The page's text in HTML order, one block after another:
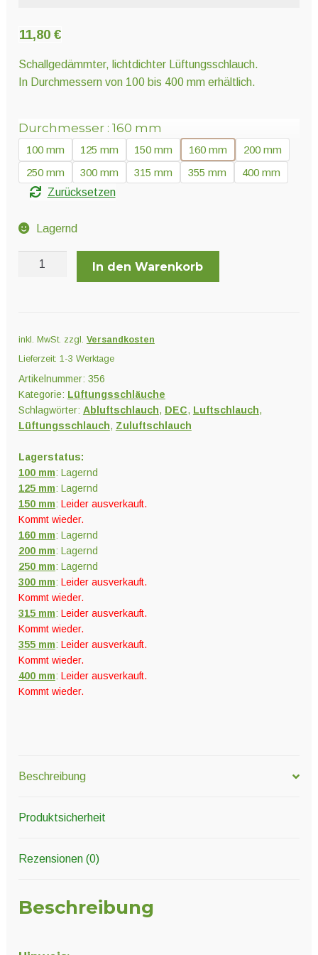
Saatgut
Ernte und Verarbeitung
öffnen
Gartengeräte
Sonstiges
11,80 €
Schallgedämmter, lichtdichter Lüftungsschlauch.
In Durchmessern von 100 bis 400 mm erhältlich.
Durchmesser 160 mm
100 mm 125 mm 150 mm 160 mm
200 mm
250 mm
300 mm 315 mm 355 mm
400 mm
Zurücksetzen
Lagernd
SonoDEC
In den Warenkorb
inkl. MwSt. zzgl. Versandkosten
Lieferzeit: 1-3 Werktage
Artikelnummer: 356
Kategorie: Lüftungsschläuche
Schlagwörter: Abluftschlauch, DEC, Luftschlauch,
Lüftungsschlauch, Zuluftschlauch
Lagerstatus:
100 mm: Lagernd
125 mm: Lagernd
150 mm: Leider ausverkauft.
Kommt wieder.
160 mm: Lagernd
200 mm: Lagernd
250 mm: Lagernd
300 mm: Leider ausverkauft.
Kommt wieder.
315 mm: Leider ausverkauft.
Kommt wieder.
355 mm: Leider ausverkauft.
Kommt wieder.
400 mm: Leider ausverkauft.
Kommt wieder.
Beschreibung
Produktsicherheit
Rezensionen (0)
Beschreibung